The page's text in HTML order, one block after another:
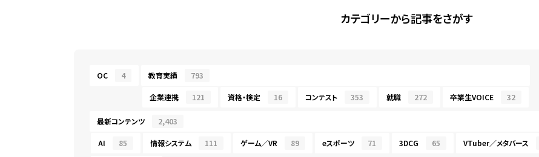
カテゴリーから記事をさがす
OC 4 教育実績 793
企業連携 121 資格・検定 16 コンテスト 353 就職 272 卒業生VOICE 32
最新コンテンツ 2,403
AI 85 情報システム 111 ゲーム／VR 89 eスポーツ 71 3DCG 65 VTuber／メタバース